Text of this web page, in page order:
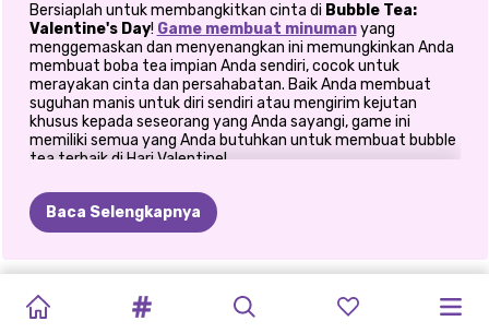
Bersiaplah untuk membangkitkan cinta di Bubble Tea:
Valentine's Day! Game membuat minumanyang
menggemaskan dan menyenangkan ini memungkinkan Anda
membuat boba tea impian Anda sendiri, cocok untuk
merayakan cinta dan persahabatan. Baik Anda membuat
suguhan manis untuk diri sendiri atau mengirim kejutan
khusus kepada seseorang yang Anda sayangi, game ini
memiliki semua yang Anda butuhkan untuk membuat bubble
tea terbaik di Hari Valentine!
Campur, Cocokkan, dan Sesuaikan Boba Sempurna
Anda!
menciptakan minuman yang seunik kisah cinta Anda. Jangan
lupakan sentuhan akhir—stiker kawaii yang menggemaskan
Baca Selengkapnya